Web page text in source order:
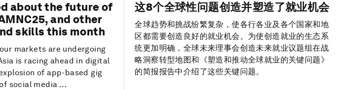
about the future of
and other
skills this month
markets are undergoing
is racing ahead in digital
of app-based gig
social media ...
这8个全球性问题创造并塑造了就业机会
全球趋势和挑战纷繁复杂，使各行各业及各个国家和地
区都需要创造良好的就业机会。为使创造就业的生态系
统更加明确，全球未来理事会创造未来就业议题组在战
略洞察转型地图和《塑造和推动全球就业的关键问题》
的简报报告中介绍了这些关键问题。